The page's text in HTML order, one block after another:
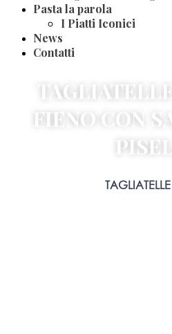
Pasta la parola
I Piatti Iconici
News
Contatti
FIENO CON